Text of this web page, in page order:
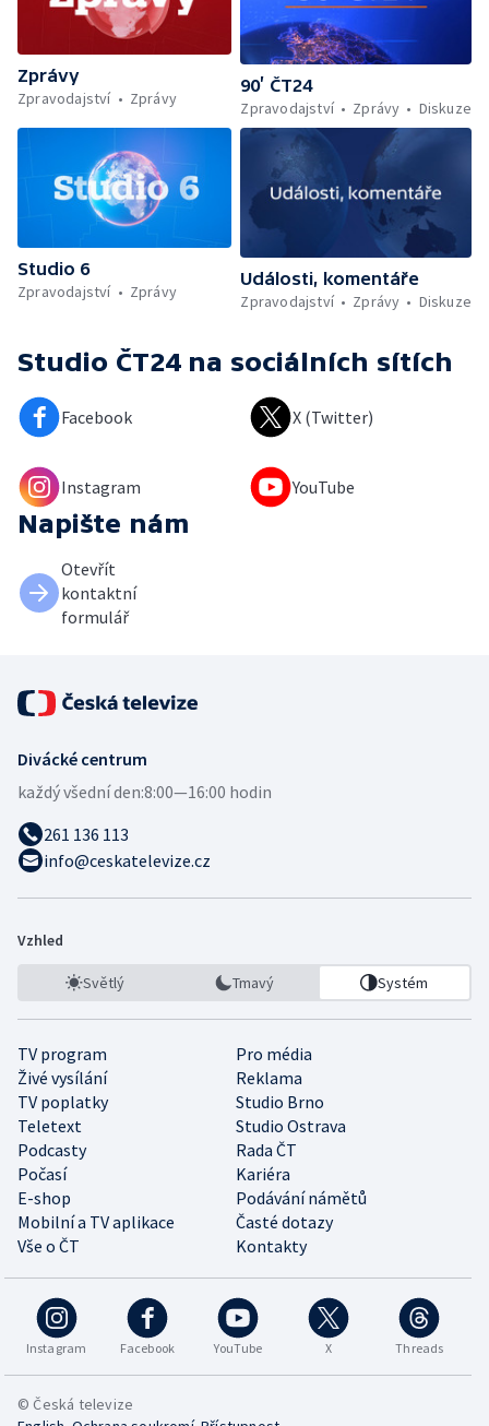
Zprávy
Zpravodajství
Zprávy
90’ ČT24
Zpravodajství
Zprávy Diskuze
Studio 6
Zpravodajství
Zprávy
Události, komentáře
Zpravodajství
Zprávy Diskuze
Studio ČT24 na sociálních sítích
Facebook X (Twitter)
Instagram YouTube
Napište nám
Otevřít
kontaktní
formulář
Divácké centrum
každý všední den:8:00—16:00 hodin
261 136 113
info@ceskatelevize.cz
Vzhled
Světlý Tmavý Systém
TV program
Pro média
Živé vysílání
Reklama
TV poplatky
Studio Brno
Teletext
Studio Ostrava
Podcasty
Rada ČT
Počasí
Kariéra
E-shop
Podávání námětů
Mobilní a TV aplikace
Časté dotazy
Vše o ČT
Kontakty
Instagram Facebook YouTube X Threads
© Česká televize